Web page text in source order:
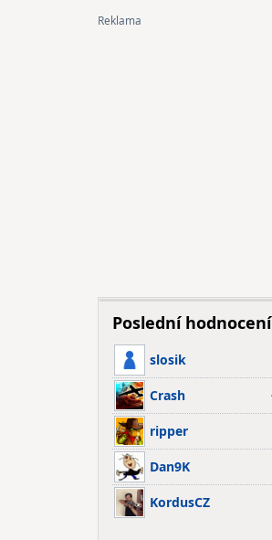
Poslední hodnocení
slosik
Crash
ripper
Dan9K
KordusCZ